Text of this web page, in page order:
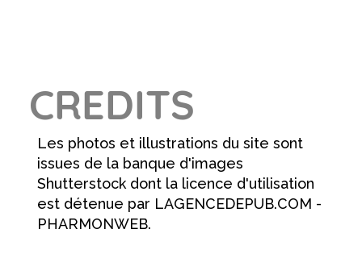
CREDITS
Les photos et illustrations du site sont
issues de la banque d'images
Shutterstock dont la licence d'utilisation
est détenue par LAGENCEDEPUB.COM -
PHARMONWEB.